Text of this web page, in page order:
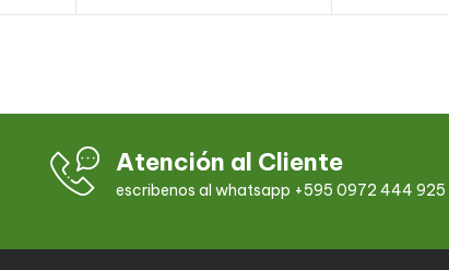
Add to cart
Atención al Cliente
escribenos al whatsapp +595 0972 444 925